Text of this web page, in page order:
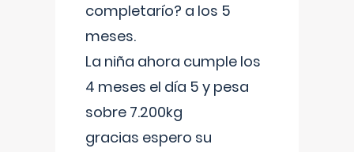
completarío? a los 5
meses.
La niña ahora cumple los
4 meses el día 5 y pesa
sobre 7.200kg
gracias espero su